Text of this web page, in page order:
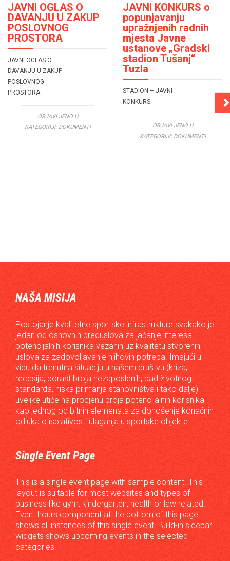
JAVNI OGLAS O
DAVANJU U ZAKUP
POSLOVNOG
PROSTORA
JAVNI OGLAS O
DAVANJU U ZAKUP
POSLOVNOG
PROSTORA
OBJAVLJENO U
KATEGORIJI: DOKUMENTI
JAVNI KONKURS o
popunjavanju
upražnjenih radnih
mjesta Javne
ustanove „Gradski
stadion Tušanj“
Tuzla
STADION – JAVNI
KONKURS
OBJAVLJENO U
KATEGORIJI: DOKUMENTI
NAŠA MISIJA
Postojanje kvalitetne sportske infrastrukture svakako je
jedan od osnovnih preduslova za jačanje interesa
potencijalnih korisnika vezanih uz kvalitetu stvorenih
uslova za zadovoljavanje njihovih potreba. Imajući u
vidu da trenutna situaciju u našem društvu (kriza,
recesija, porast broja nezaposlenih, pad životnog
standarda, niska primanja stanovništva i tako dalje)
uvelike utiče na procjenu broja potencijalnih korisnika
kao jednog od bitnih elemenata za donošenje konačnih
odluka o isplativosti ulaganja u sportske objekte.
Single Event Page
This is a single event page with sample content. This
layout is suitable for most websites and types of
business like gym, kindergarten, health or law related.
Event hours component at the bottom of this page
shows all instances of this single event. Build-in sidebar
widgets shows upcoming events in the selected
categories.